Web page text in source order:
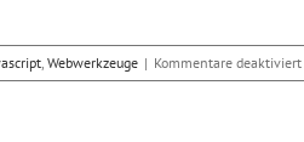
, Webwerkzeuge | Kommentare deaktiviert